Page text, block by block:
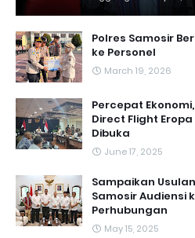
Polres Samosir
ke Personel
March 19, 2026
Percepat
Direct Flight
Dibuka
June 17, 2025
Sampaikan
Samosir Audiensi
Perhubungan
May 15, 2025